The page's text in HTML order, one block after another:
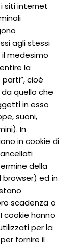
siti internet
agli stessi
medesimo
la
cioé
quello che
in esso
suoni,
In
in cookie di
della
browser) ed in
scadenza o
cookie hanno
per la
fornire il